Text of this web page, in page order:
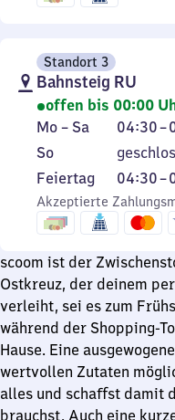
22
Standort 3
Bahnsteig RU
offen bis 00:00
Montag
bis
Samstag
Mo – Sa 04:30–
Von
4
Uhr
30
bis
0
Uhr
Sonntag
So
Feiertag
Feiertag 04:30–
Von
4
Uhr
bis
0
Uhr
Akzeptierte
scoom ist der
Ostkreuz, der deinem
verleiht, sei es zum
während der Shopping-
Hause. Eine
wertvollen Zutaten
alles und schaffst damit
brauchst. Auch eine